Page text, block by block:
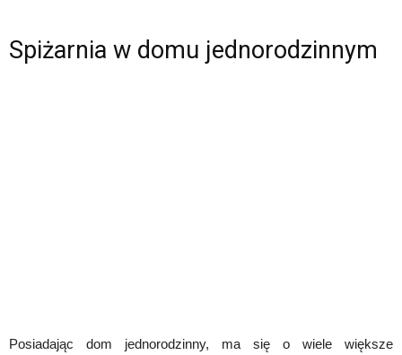
Spiżarnia w domu jednorodzinnym
Posiadając dom jednorodzinny, ma się o wiele większe